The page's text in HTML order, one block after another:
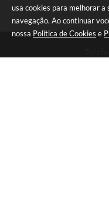
usa cookies para melhorar a
navegação. Ao continuar
nossa Política de Cookies e